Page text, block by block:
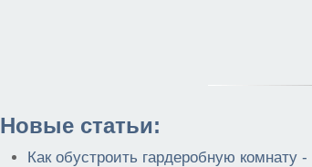
Новые статьи:
Как обустроить гардеробную комнату -